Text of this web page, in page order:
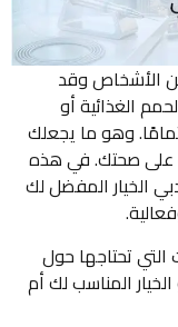
الأشخاص وقد
الغذائية أو
وهو ما يجعلك
على صحتك. في هذه
الخيار المفضل لك
تحتاجها حول
المناسب لك أم